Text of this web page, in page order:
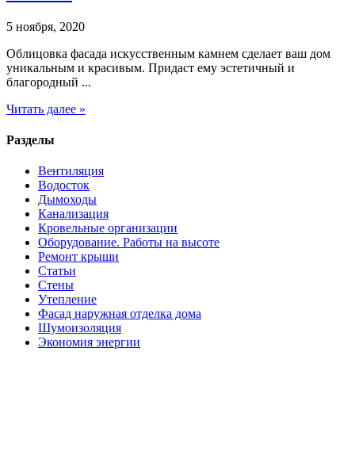
5 ноября, 2020
Облицовка фасада искусственным камнем сделает ваш дом
уникальным и красивым. Придаст ему эстетичный и
благородный ...
Читать далее »
Разделы
Вентиляция
Водосток
Дымоходы
Канализация
Кровельные организации
Оборудование. Работы на высоте
Ремонт крыши
Статьи
Стены
Утепление
Фасад наружная отделка дома
Шумоизоляция
Экономия энергии